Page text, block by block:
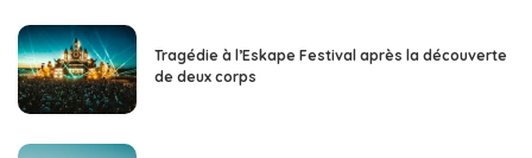
Tragédie à l’Eskape Festival après la découverte
de deux corps